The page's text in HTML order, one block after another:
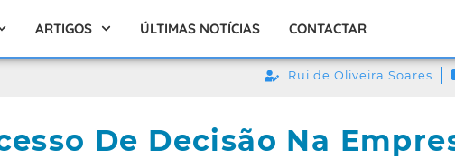
ARTIGOS ÚLTIMAS NOTÍCIAS CONTACTAR
Rui de Oliveira Soares
De Decisão Na